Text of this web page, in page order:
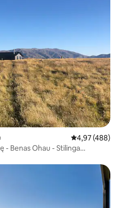
Vidutinis
4,97 (488)
- Benas Ohau - Stilinga